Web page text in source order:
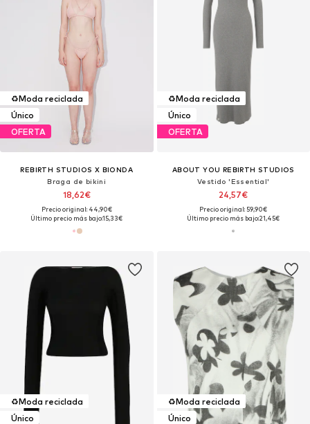
♻️Moda reciclada
Único
OFERTA
REBIRTH STUDIOS X BIONDA
Braga de bikini
18,62€
Precio original: 44,90€
Último precio más bajo:15,33€
♻️Moda reciclada
Único
OFERTA
ABOUT YOU REBIRTH STUDIOS
Vestido 'Essential'
24,57€
Precio original: 59,90€
Último precio más bajo:21,45€
♻️Moda reciclada
Único
♻️Moda reciclada
Único